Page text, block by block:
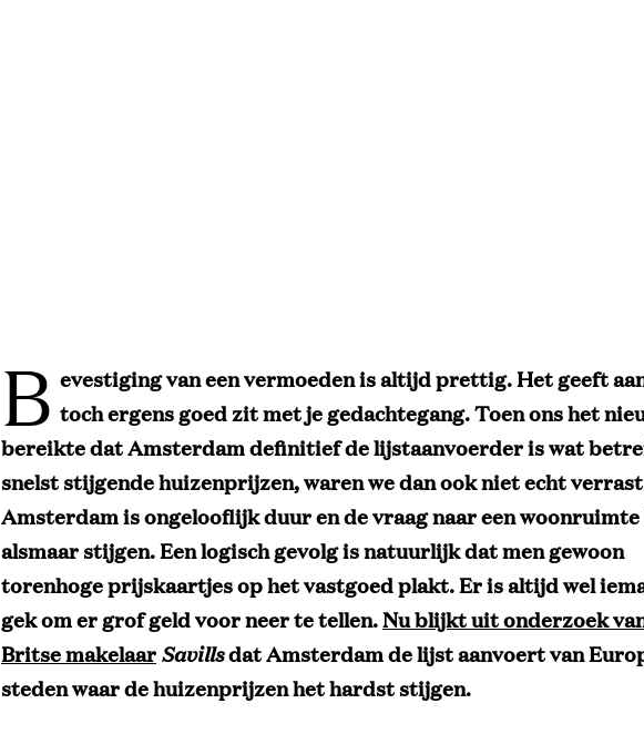
B evestiging van een vermoeden is altijd prettig. Het geeft
toch ergens goed zit met je gedachtegang. Toen ons het
bereikte dat Amsterdam definitief de lijstaanvoerder is wat
snelst stijgende huizenprijzen, waren we dan ook niet echt
Amsterdam is ongelooflijk duur en de vraag naar een
alsmaar stijgen. Een logisch gevolg is natuurlijk dat men gewoon
torenhoge prijskaartjes op het vastgoed plakt. Er is altijd wel
gek om er grof geld voor neer te tellen.Nu blijkt uit onderzoek
Britse makelaarSavillsdat Amsterdam de lijst aanvoert van
steden waar de huizenprijzen het hardst stijgen.